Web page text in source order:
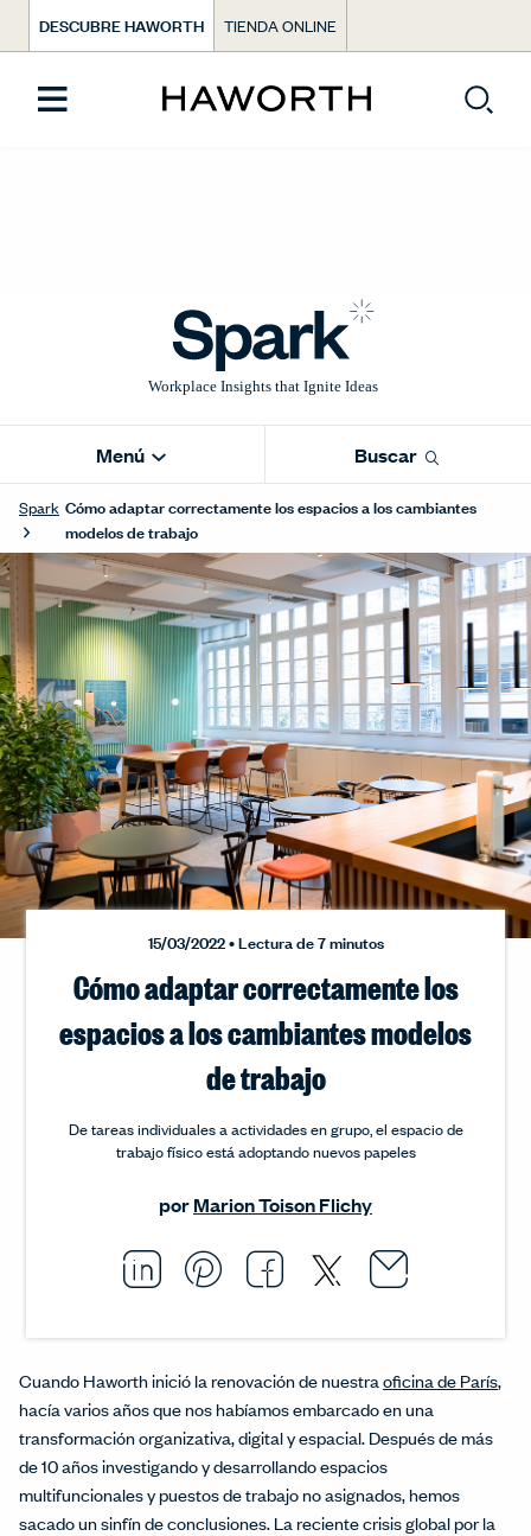
DESCUBRE HAWORTH TIENDA ONLINE
Menú Buscar
Spark Cómo adaptar correctamente los espacios a los cambiantes
modelos de trabajo
15/03/2022 • Lectura de 7 minutos
Cómo adaptar correctamente los
espacios a los cambiantes modelos
de trabajo
De tareas individuales a actividades en grupo, el espacio de
trabajo físico está adoptando nuevos papeles
porMarion Toison Flichy
Share this article on
Opens in a new
Pin this article on
Opens in a new
Share this
Opens in a
Share this
Opens in
Email
Opens
Cuando Haworth inició la renovación de nuestraoficina de París,
hacía varios años que nos habíamos embarcado en una
transformación organizativa, digital y espacial. Después de más
de 10 años investigando y desarrollando espacios
multifuncionales y puestos de trabajo no asignados, hemos
sacado un sinfín de conclusiones. La reciente crisis global por la